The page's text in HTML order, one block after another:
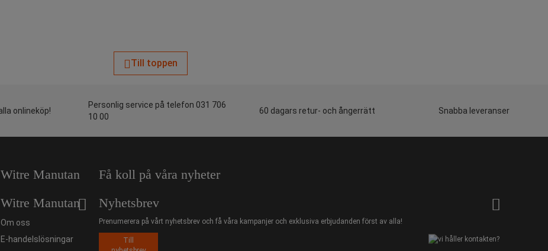
Till toppen
onlineköp!
Personlig service på telefon 031 706
10 00
60 dagars retur- och ångerrätt Snabba leveranser
Witre Manutan
Witre Manutan
Om oss
E-handelslösningar
Få koll på våra nyheter
Nyhetsbrev
Prenumerera på vårt nyhetsbrev och få våra kampanjer och exklusiva erbjudanden först av alla!
Till